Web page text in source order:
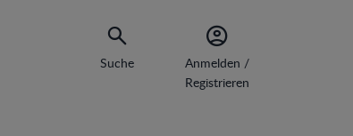
Suche
Anmelden /
Registrieren